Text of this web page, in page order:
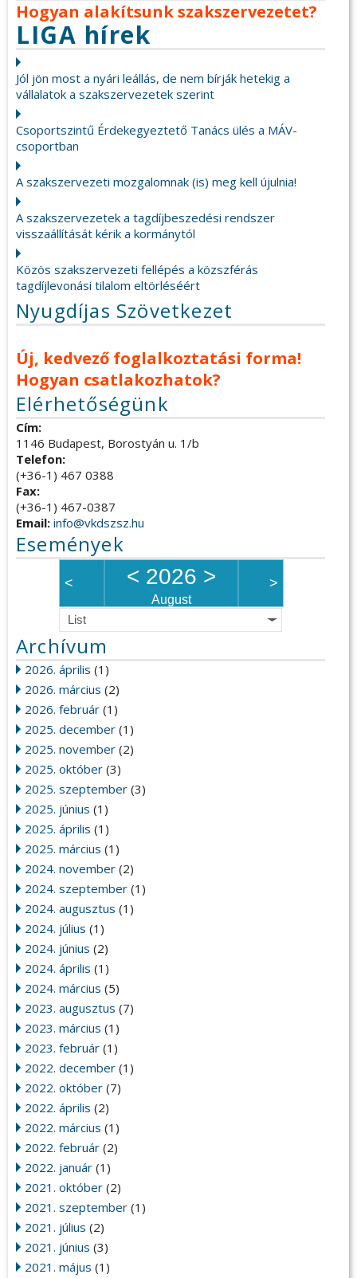
Hogyan alakítsunk szakszervezetet?
LIGA hírek
Jól jön most a nyári leállás, de nem bírják hetekig a
vállalatok a szakszervezetek szerint
Csoportszintű Érdekegyeztető Tanács ülés a MÁV-
csoportban
A szakszervezeti mozgalomnak (is) meg kell újulnia!
A szakszervezetek a tagdíjbeszedési rendszer
visszaállítását kérik a kormánytól
Közös szakszervezeti fellépés a közszférás
tagdíjlevonási tilalom eltörléséért
Nyugdíjas Szövetkezet
Új, kedvező foglalkoztatási forma!
Hogyan csatlakozhatok?
Elérhetőségünk
Cím:
1146 Budapest, Borostyán u. 1/b
Telefon:
(+36-1) 467 0388
Fax:
(+36-1) 467-0387
Email: info@vkdszsz.hu
Események
< < 2026 >
August
>
List
Archívum
2026. április (1)
2026. március (2)
2026. február (1)
2025. december (1)
2025. november (2)
2025. október (3)
2025. szeptember (3)
2025. június (1)
2025. április (1)
2025. március (1)
2024. november (2)
2024. szeptember (1)
2024. augusztus (1)
2024. július (1)
2024. június (2)
2024. április (1)
2024. március (5)
2023. augusztus (7)
2023. március (1)
2023. február (1)
2022. december (1)
2022. október (7)
2022. április (2)
2022. március (1)
2022. február (2)
2022. január (1)
2021. október (2)
2021. szeptember (1)
2021. július (2)
2021. június (3)
2021. május (1)